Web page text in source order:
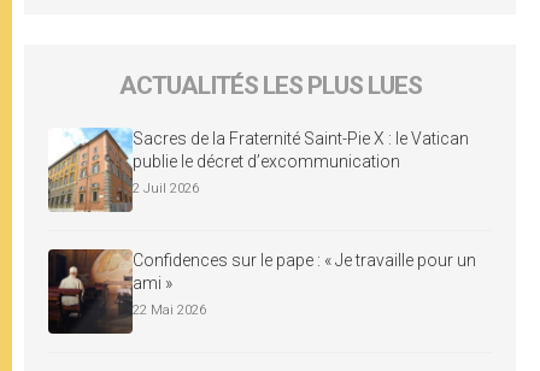
ACTUALITÉS LES PLUS LUES
Sacres de la Fraternité Saint-Pie X : le Vatican
publie le décret d’excommunication
2 Juil 2026
Confidences sur le pape : « Je travaille pour un
ami »
22 Mai 2026